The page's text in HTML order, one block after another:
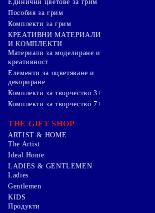
Единични цветове за грим
Пособия за грим
Комплекти за грим
КРЕАТИВНИ МАТЕРИАЛИ
И КОМПЛЕКТИ
Mатериали за моделиране и
креативност
Елементи за оцветяване и
декориране
Комплекти за творчество 3+
Комплекти за творчество 7+
THE GIFT SHOP
ARTIST & HOME
The Artist
Ideal Home
LADIES & GENTLEMEN
Ladies
Gentlemen
KIDS
Продукти